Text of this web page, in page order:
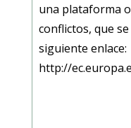
una plataforma
conflictos, que
siguiente enlace:
http://